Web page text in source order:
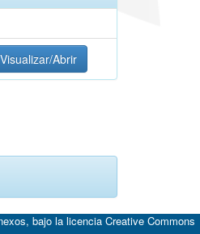
Visualizar/Abrir
bajo la licencia Creative Commons